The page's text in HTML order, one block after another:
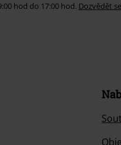
hod do 17:00 hod. Dozvědět